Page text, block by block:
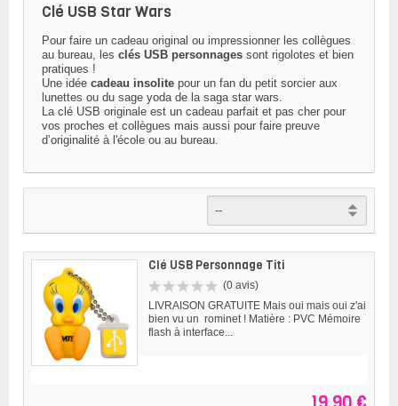
Clé USB Star Wars
Pour faire un cadeau original ou impressionner les collègues
au bureau, les clés USB personnages sont rigolotes et bien
pratiques !
Une idée cadeau insolite pour un fan du petit sorcier aux
lunettes ou du sage yoda de la saga star wars.
La clé USB originale est un cadeau parfait et pas cher pour
vos proches et collègues mais aussi pour faire preuve
d’originalité à l'école ou au bureau.
Clé USB Personnage Titi
(0 avis)
LIVRAISON GRATUITE Mais oui mais oui z'ai
bien vu un rominet ! Matière : PVC Mémoire
flash à interface...